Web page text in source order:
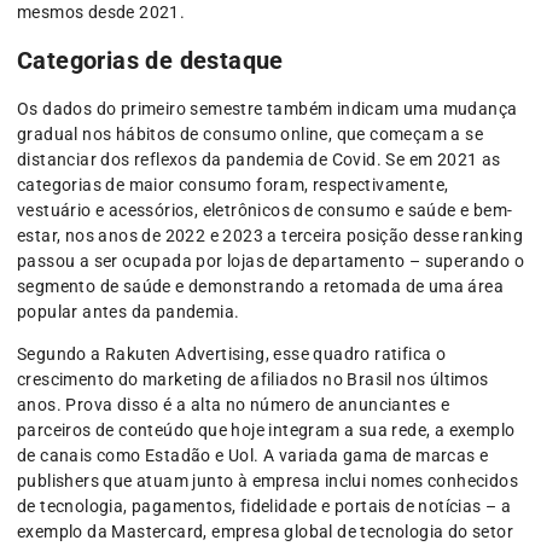
mesmos desde 2021.
Categorias de destaque
Os dados do primeiro semestre também indicam uma mudança
gradual nos hábitos de consumo online, que começam a se
distanciar dos reflexos da pandemia de Covid. Se em 2021 as
categorias de maior consumo foram, respectivamente,
vestuário e acessórios, eletrônicos de consumo e saúde e bem-
estar, nos anos de 2022 e 2023 a terceira posição desse ranking
passou a ser ocupada por lojas de departamento – superando o
segmento de saúde e demonstrando a retomada de uma área
popular antes da pandemia.
Segundo a Rakuten Advertising, esse quadro ratifica o
crescimento do marketing de afiliados no Brasil nos últimos
anos. Prova disso é a alta no número de anunciantes e
parceiros de conteúdo que hoje integram a sua rede, a exemplo
de canais como Estadão e Uol. A variada gama de marcas e
publishers que atuam junto à empresa inclui nomes conhecidos
de tecnologia, pagamentos, fidelidade e portais de notícias – a
exemplo da Mastercard, empresa global de tecnologia do setor